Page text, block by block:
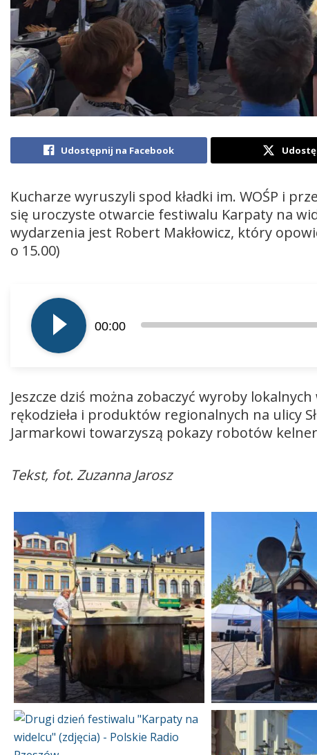
Udostępnij na Facebook
Kucharze wyruszyli spod kładki im. WOŚP i
się uroczyste otwarcie festiwalu Karpaty na
wydarzenia jest Robert Makłowicz, który
o 15.00)
plików
dźwiękowych
00:00
Jeszcze dziś można zobaczyć wyroby
rękodzieła i produktów regionalnych na ulicy
Jarmarkowi towarzyszą pokazy robotów
Tekst, fot. Zuzanna Jarosz